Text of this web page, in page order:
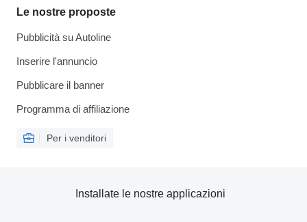
Le nostre proposte
Pubblicità su Autoline
Inserire l'annuncio
Pubblicare il banner
Programma di affiliazione
Per i venditori
Installate le nostre applicazioni